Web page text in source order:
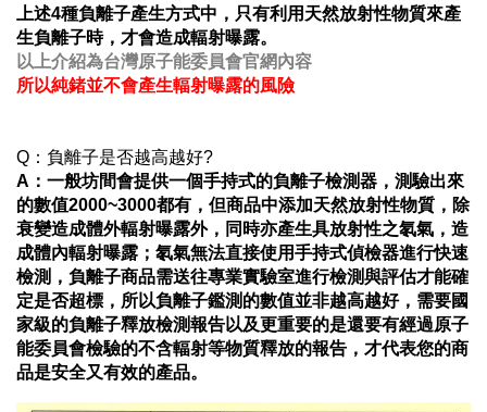
上述4種負離子產生方式中，只有利用天然放射性物質來產
生負離子時，才會造成輻射曝露。
以上介紹為台灣原子能委員會官網內容
所以純鍺並不會產生輻射曝露的風險
Q：負離子是否越高越好?
A：一般坊間會提供一個手持式的負離子檢測器，測驗出來
的數值2000~3000都有，但商品中添加天然放射性物質，除
衰變造成體外輻射曝露外，同時亦產生具放射性之氡氣，造
成體內輻射曝露；氡氣無法直接使用手持式偵檢器進行快速
檢測，負離子商品需送往專業實驗室進行檢測與評估才能確
定是否超標，所以負離子鑑測的數值並非越高越好，需要國
家級的負離子釋放檢測報告以及更重要的是還要有經過原子
能委員會檢驗的不含輻射等物質釋放的報告，才代表您的商
品是安全又有效的產品。